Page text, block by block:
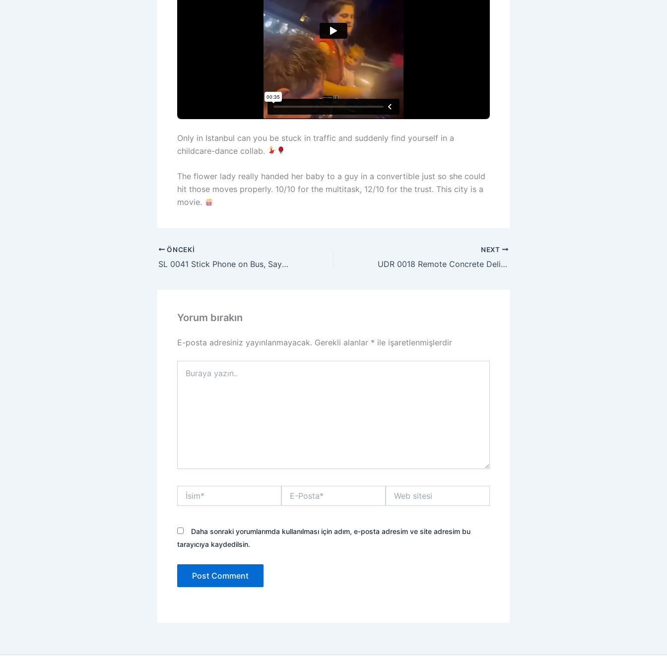
Only in Istanbul can you be stuck in traffic and suddenly find yourself in a
childcare-dance collab.
The flower lady really handed her baby to a guy in a convertible just so she could
hit those moves properly. 10/10 for the multitask, 12/10 for the trust. This city is a
movie.
ÖNCEKI
SL 0041 Stick Phone on Bus, Say Goodbye to It
NEXT
UDR 0018 Remote Concrete Delivery
Yorum bırakın
E-posta adresiniz yayınlanmayacak. Gerekli alanlar * ile işaretlenmişlerdir
yazın..
İsim*
Posta*
sitesi
Daha sonraki yorumlarımda kullanılması için adım, e-posta adresim ve site adresim bu
tarayıcıya kaydedilsin.